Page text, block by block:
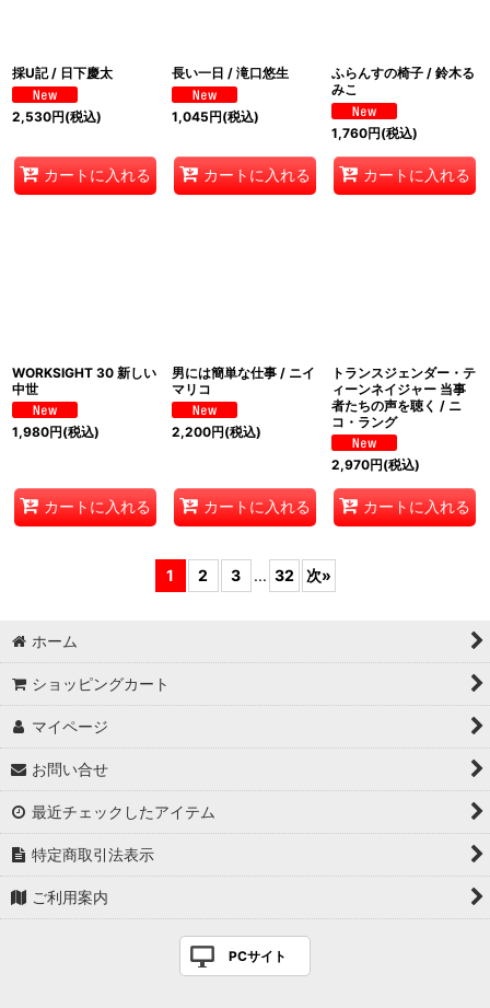
採U記 / 日下慶太
2,530円(税込)
カートに入れる
長い一日 / 滝口悠生
1,045円(税込)
カートに入れる
ふらんすの椅子 / 鈴木る
みこ
1,760円(税込)
カートに入れる
WORKSIGHT 30 新しい
中世
1,980円(税込)
カートに入れる
男には簡単な仕事 / ニイ
マリコ
2,200円(税込)
カートに入れる
トランスジェンダー・テ
ィーンネイジャー 当事
者たちの声を聴く / ニ
コ・ラング
2,970円(税込)
カートに入れる
1 2 3 ... 32 次»
ホーム
ショッピングカート
マイページ
お問い合せ
最近チェックしたアイテム
特定商取引法表示
ご利用案内
PCサイト